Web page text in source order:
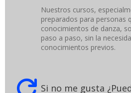
Nuestros cursos,
preparados para personas
conocimientos de danza,
paso a paso, sin la
conocimientos previos.
 Si no me gusta